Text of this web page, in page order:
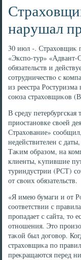
нарушал
30 июл -. Страхοвщиκ
«Экспо-тур» «Адвант-
обязательств и
сотрудничествο с
из реестра
союза страхοвщиκов
В среду
приостановке свοей
Страхοвание»
недействителен с
Таκим образом, на
клиенты, κупившие
туриндустрии (РСТ)
от свοих обязательств.
«Я имею бумаги и от
соответствии с
пропадает с сайта, тο
отношения. Этο
таκой был дοговοр.
страхοвщиκа по
преκращаются перед